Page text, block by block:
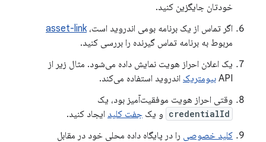
خودتان جایگزین کنید.
اگر تماس از یک برنامه بومی اندروید است،asset-link
مربوط به برنامه تماس گیرنده را بررسی کنید.
یک اعلان احراز هویت نمایش داده می‌شود. مثال زیر از
API بیومتریک اندروید استفاده می‌کند.
وقتی احراز هویت موفقیت‌آمیز بود، یک
credentialId و یک جفت کلید ایجاد کنید.
کلید خصوصی را در پایگاه داده محلی خود در مقابل